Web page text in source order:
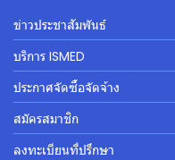
ข่าวประชาสัมพันธ์
บริการ ISMED
ประกาศจัดซื้อจัดจ้าง
สมัครสมาชิก
ลงทะเบียนที่ปรึกษา